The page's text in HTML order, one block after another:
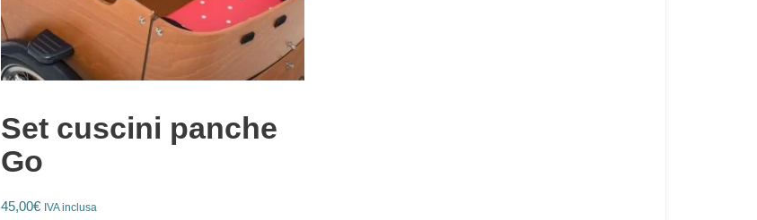
Set cuscini panche
Go
45,00€ IVA inclusa